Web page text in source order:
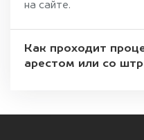
на сайте.
Как проходит
арестом или со